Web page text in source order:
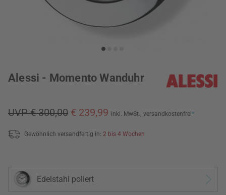
Alessi - Momento Wanduhr
UVP € 300,00 € 239,99 inkl. MwSt., versandkostenfrei*
Gewöhnlich versandfertig in: 2 bis 4 Wochen
Edelstahl poliert